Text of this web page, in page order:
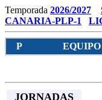
Temporada 2026/2027
CANARIA-PLP-1
P EQUIPO
JORNADAS